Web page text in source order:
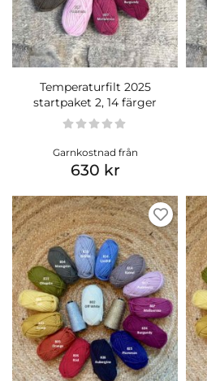
Temperaturfilt 2025
startpaket 2, 14 färger
Garnkostnad från
630 kr